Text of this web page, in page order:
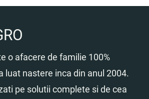
o afacere de familie 100%
luat nastere inca din anul 2004.
pe solutii complete si de cea